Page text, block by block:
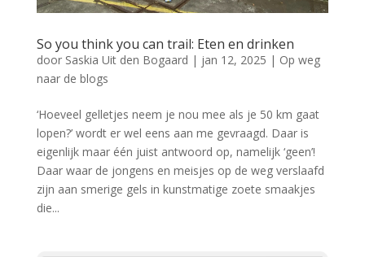
So you think you can trail: Eten en drinken
door Saskia Uit den Bogaard | jan 12, 2025 | Op weg
naar de blogs
‘Hoeveel gelletjes neem je nou mee als je 50 km gaat
lopen?’ wordt er wel eens aan me gevraagd. Daar is
eigenlijk maar één juist antwoord op, namelijk ‘geen’!
Daar waar de jongens en meisjes op de weg verslaafd
zijn aan smerige gels in kunstmatige zoete smaakjes
die...